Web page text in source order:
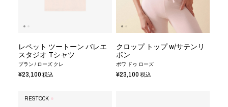
レペット ツートーン バレエ
スタジオ Tシャツ
ブラン / ローズ クレ
¥23,100 税込
クロップ トップ w/サテンリ
ボン
ボワ ドゥ ローズ
¥23,100 税込
RESTOCK